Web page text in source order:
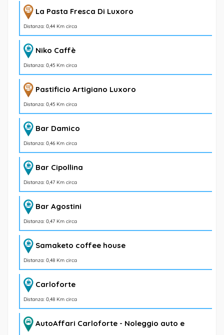
La Pasta Fresca Di Luxoro
Distanza: 0,44 Km circa
Niko Caffè
Distanza: 0,45 Km circa
Pastificio Artigiano Luxoro
Distanza: 0,45 Km circa
Bar Damico
Distanza: 0,46 Km circa
Bar Cipollina
Distanza: 0,47 Km circa
Bar Agostini
Distanza: 0,47 Km circa
Samaketo coffee house
Distanza: 0,48 Km circa
Carloforte
Distanza: 0,48 Km circa
AutoAffari Carloforte - Noleggio auto e